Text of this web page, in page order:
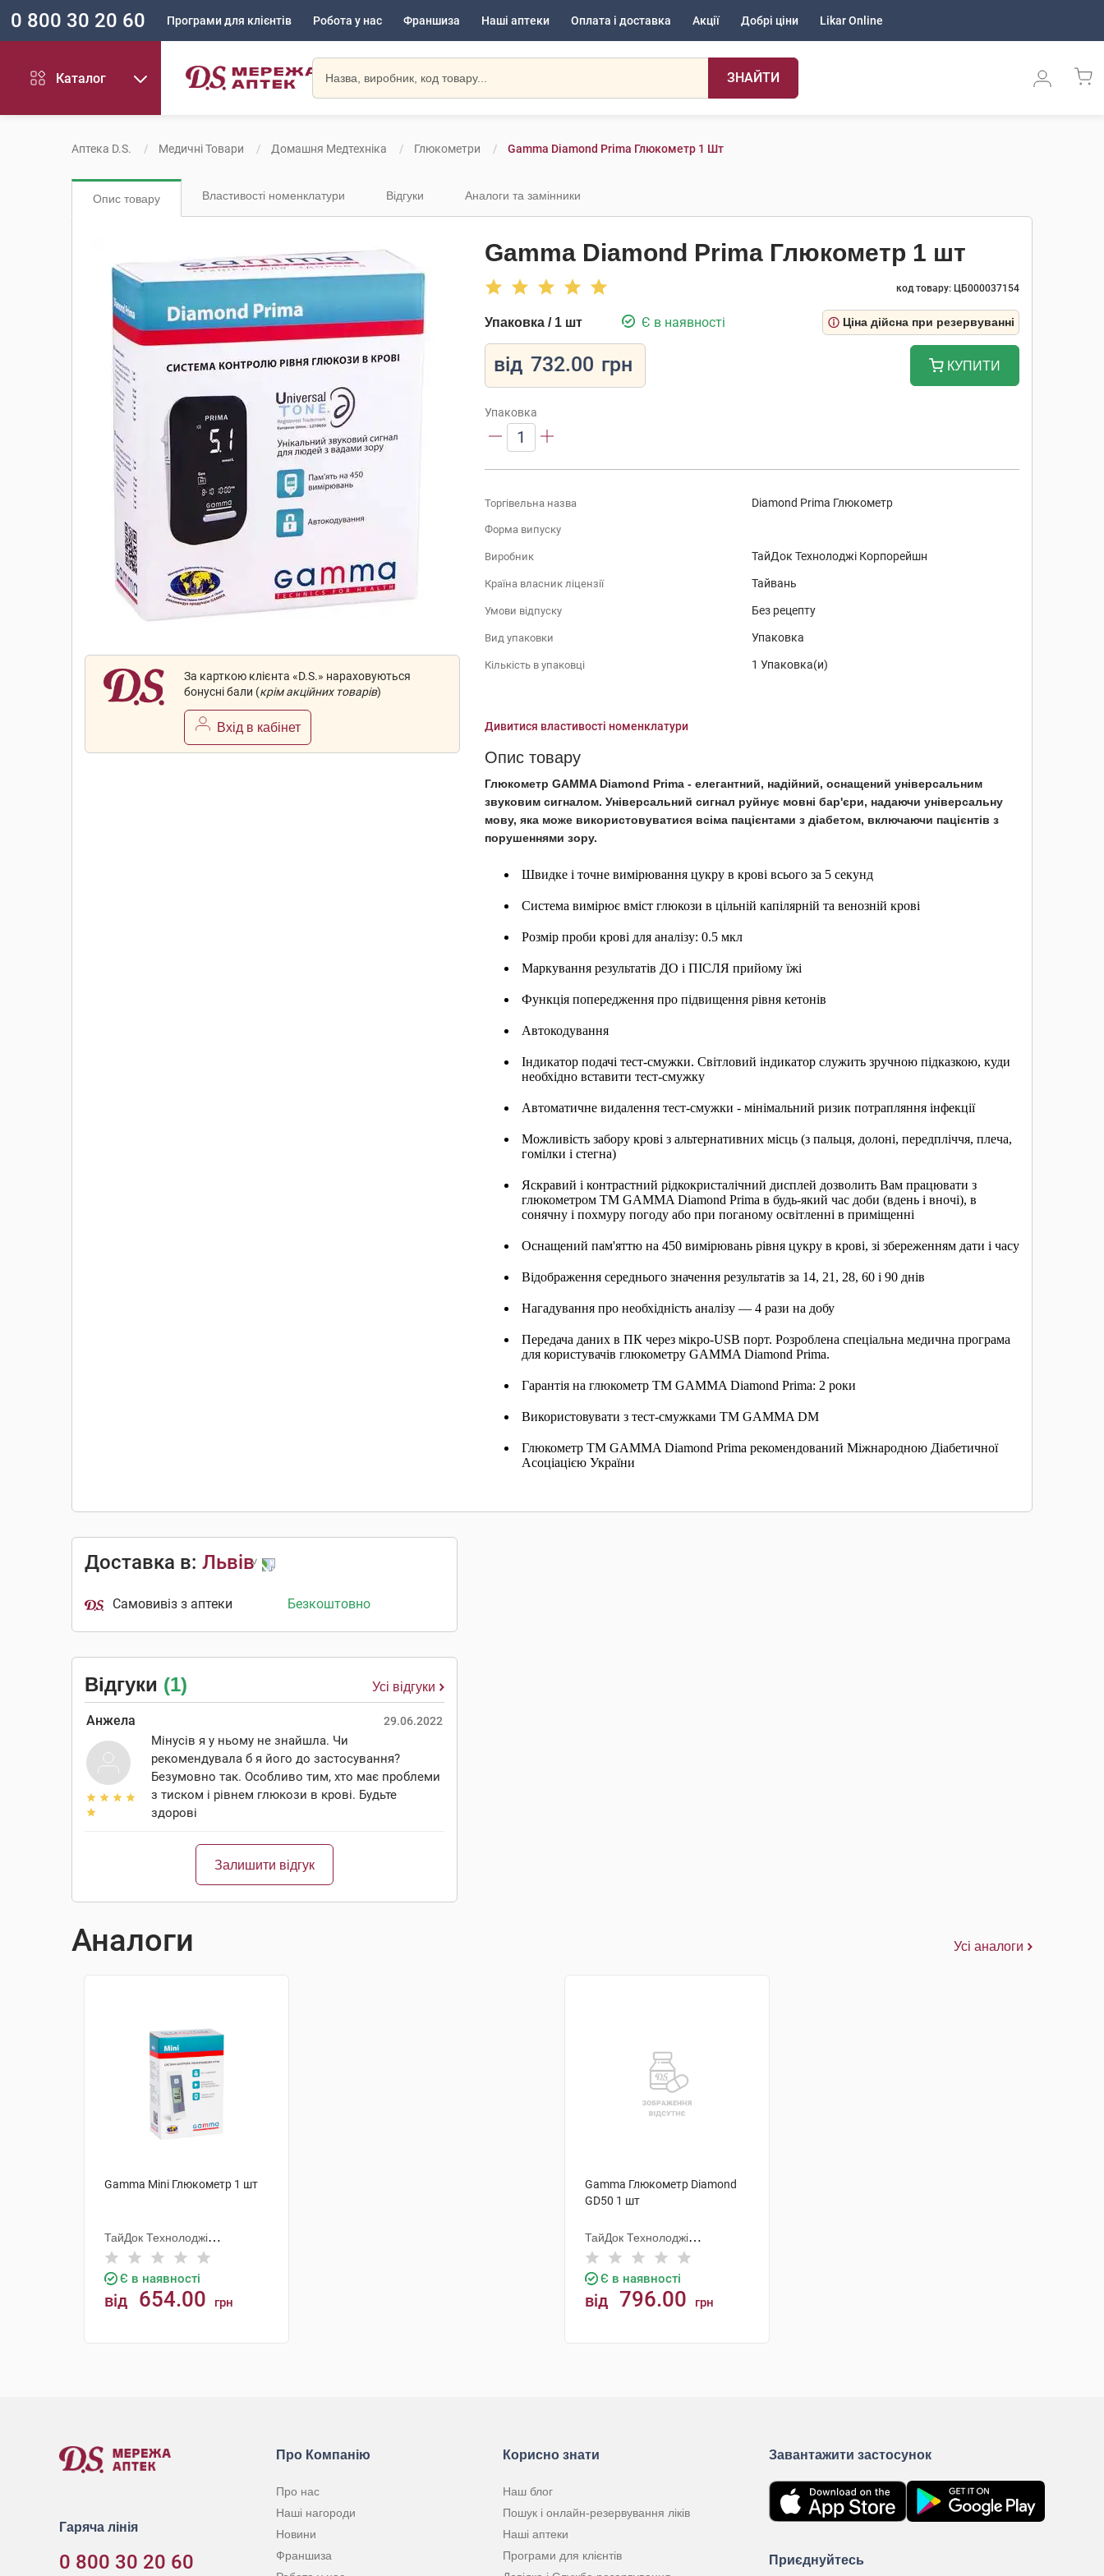
0 800 30 20 60 Програми для клієнтів Робота у нас Франшиза Наші аптеки Оплата і доставка Акції Добрі ціни Likar Online
Каталог ЗНАЙТИ
Аптека D.S. Медичні Товари Домашня Медтехніка Глюкометри Gamma Diamond Prima Глюкометр 1 Шт
Опис товару Властивості номенклатури Відгуки Аналоги та замінники
За карткою клієнта «D.S.» нараховуються
бонусні бали (крім акційних товарів)
Вхід в кабінет
Gamma Diamond Prima Глюкометр 1 шт
код товару: ЦБ000037154
Упаковка / 1 шт Є в наявності Ціна дійсна при резервуванні
від 732.00 грн КУПИТИ
Упаковка
1
Торгівельна назва Diamond Prima Глюкометр
Форма випуску
Виробник ТайДок Технолоджі Корпорейшн
Країна власник ліцензії Тайвань
Умови відпуску Без рецепту
Вид упаковки Упаковка
Кількість в упаковці 1 Упаковка(и)
Дивитися властивості номенклатури
Опис товару
Глюкометр GAMMA Diamond Prima - елегантний, надійний, оснащений універсальним
звуковим сигналом. Універсальний сигнал руйнує мовні бар'єри, надаючи універсальну
мову, яка може використовуватися всіма пацієнтами з діабетом, включаючи пацієнтів з
порушеннями зору.
Швидке і точне вимірювання цукру в крові всього за 5 секунд
Система вимірює вміст глюкози в цільній капілярній та венозній крові
Розмір проби крові для аналізу: 0.5 мкл
Маркування результатів ДО і ПІСЛЯ прийому їжі
Функція попередження про підвищення рівня кетонів
Автокодування
Індикатор подачі тест-смужки. Світловий індикатор служить зручною підказкою, куди
необхідно вставити тест-смужку
Автоматичне видалення тест-смужки - мінімальний ризик потрапляння інфекції
Можливість забору крові з альтернативних місць (з пальця, долоні, передпліччя, плеча,
гомілки і стегна)
Яскравий і контрастний рідкокристалічний дисплей дозволить Вам працювати з
глюкометром TM GAMMA Diamond Prima в будь-який час доби (вдень і вночі), в
сонячну і похмуру погоду або при поганому освітленні в приміщенні
Оснащений пам'яттю на 450 вимірювань рівня цукру в крові, зі збереженням дати і часу
Відображення середнього значення результатів за 14, 21, 28, 60 і 90 днів
Нагадування про необхідність аналізу — 4 рази на добу
Передача даних в ПК через мікро-USB порт. Розроблена спеціальна медична програма
для користувачів глюкометру GAMMA Diamond Prima.
Гарантія на глюкометр TM GAMMA Diamond Prima: 2 роки
Використовувати з тест-смужками TM GAMMA DM
Глюкометр TM GAMMA Diamond Prima рекомендований Міжнародною Діабетичної
Асоціацією України
Доставка в: Львів
Самовивіз з аптеки Безкоштовно
Відгуки (1) Усі відгуки
Анжела 29.06.2022
Мінусів я у ньому не знайшла. Чи
рекомендувала б я його до застосування?
Безумовно так. Особливо тим, хто має проблеми
з тиском і рівнем глюкози в крові. Будьте
здорові
Залишити відгук
Аналоги Усі аналоги
Gamma Mini Глюкометр 1 шт
ТайДок Технолоджі
Корпорейшн
Є в наявності
від 654.00 грн
Gamma Глюкометр Diamond
GD50 1 шт
ТайДок Технолоджі
Корпорейшн
Є в наявності
від 796.00 грн
Гаряча лінія
0 800 30 20 60
Про Компанію
Про нас
Наші нагороди
Новини
Франшиза
Корисно знати
Наш блог
Пошук і онлайн-резервування ліків
Наші аптеки
Програми для клієнтів
Завантажити застосунок
Приєднуйтесь